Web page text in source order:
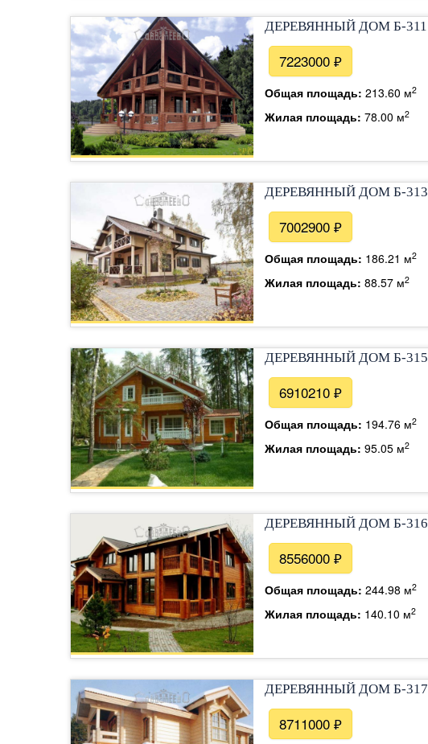
ДЕРЕВЯННЫЙ ДОМ Б-311
7223000 ₽
Общая площадь:213.60 м2
Жилая площадь:78.00 м2
ДЕРЕВЯННЫЙ ДОМ Б-313
7002900 ₽
Общая площадь: 186.21 м2
Жилая площадь:88.57 м2
ДЕРЕВЯННЫЙ ДОМ Б-315
6910210 ₽
Общая площадь: 194.76 м2
Жилая площадь:95.05 м2
ДЕРЕВЯННЫЙ ДОМ Б-316
8556000 ₽
Общая площадь:244.98 м2
Жилая площадь: 140.10 м2
ДЕРЕВЯННЫЙ ДОМ Б-317
8711000 ₽